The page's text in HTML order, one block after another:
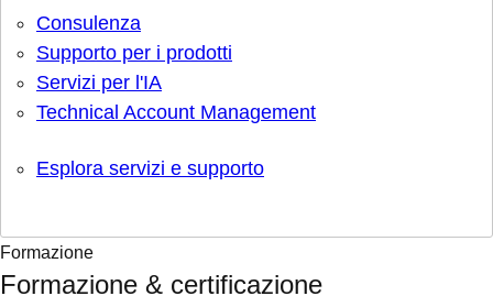
Consulenza
Supporto per i prodotti
Servizi per l'IA
Technical Account Management
Esplora servizi e supporto
Formazione
Formazione & certificazione